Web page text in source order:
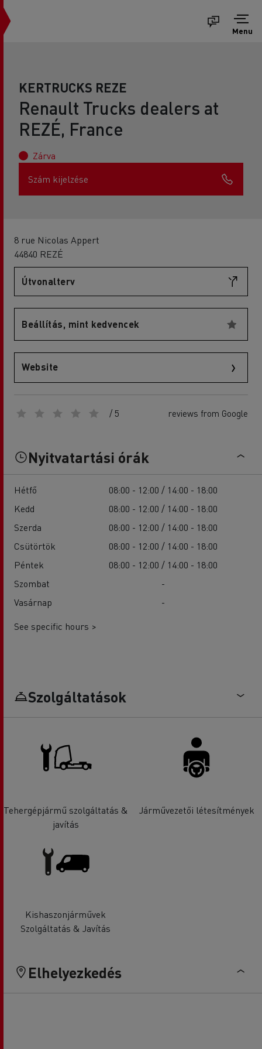
Menu
KERTRUCKS REZE
Renault Trucks dealers at
REZÉ, France
Zárva
Szám kijelzése
8 rue Nicolas Appert
44840 REZÉ
Útvonalterv
Beállítás, mint kedvencek
Website
/ 5 reviews from Google
Nyitvatartási órák
Hétfő
08:00 - 12:00 / 14:00 - 18:00
Kedd
08:00 - 12:00 / 14:00 - 18:00
Szerda
08:00 - 12:00 / 14:00 - 18:00
Csütörtök
08:00 - 12:00 / 14:00 - 18:00
Péntek
08:00 - 12:00 / 14:00 - 18:00
Szombat
-
Vasárnap
-
See specific hours >
Szolgáltatások
Tehergépjármű szolgáltatás &
javítás
Járművezetői létesítmények
Kishaszonjárművek
Szolgáltatás & Javítás
Elhelyezkedés